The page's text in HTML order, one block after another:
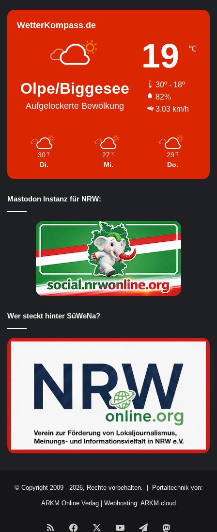
WetterKompass.de
Olpe/Biggesee
Aufgelockerte Bewölkung
19 ℃
30º - 18º
82%
3.03 km/h
30 ℃
Di.
27 ℃
Mi.
29 ℃
Do.
Mastodon Instanz für NRW:
Wer steckt hinter SüWeNa?
© Copyright 2009 - 2026, Rechte vorbehalten. | Portaltechnik von:
ARKM Online Verlag | Webhosting: ARKM.cloud
RSS Facebook YouTubeTelegram